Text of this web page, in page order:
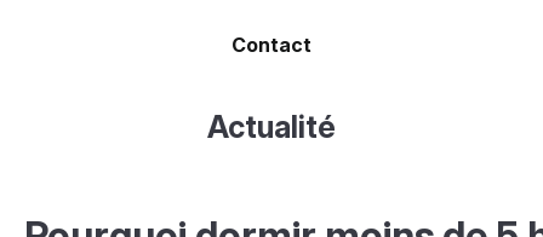
Contact
Actualité